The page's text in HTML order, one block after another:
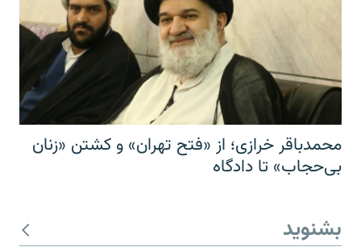
محمدباقر خرازی؛ از «فتح تهران» و کشتن «زنان
بی‌حجاب» تا دادگاه
بشنوید